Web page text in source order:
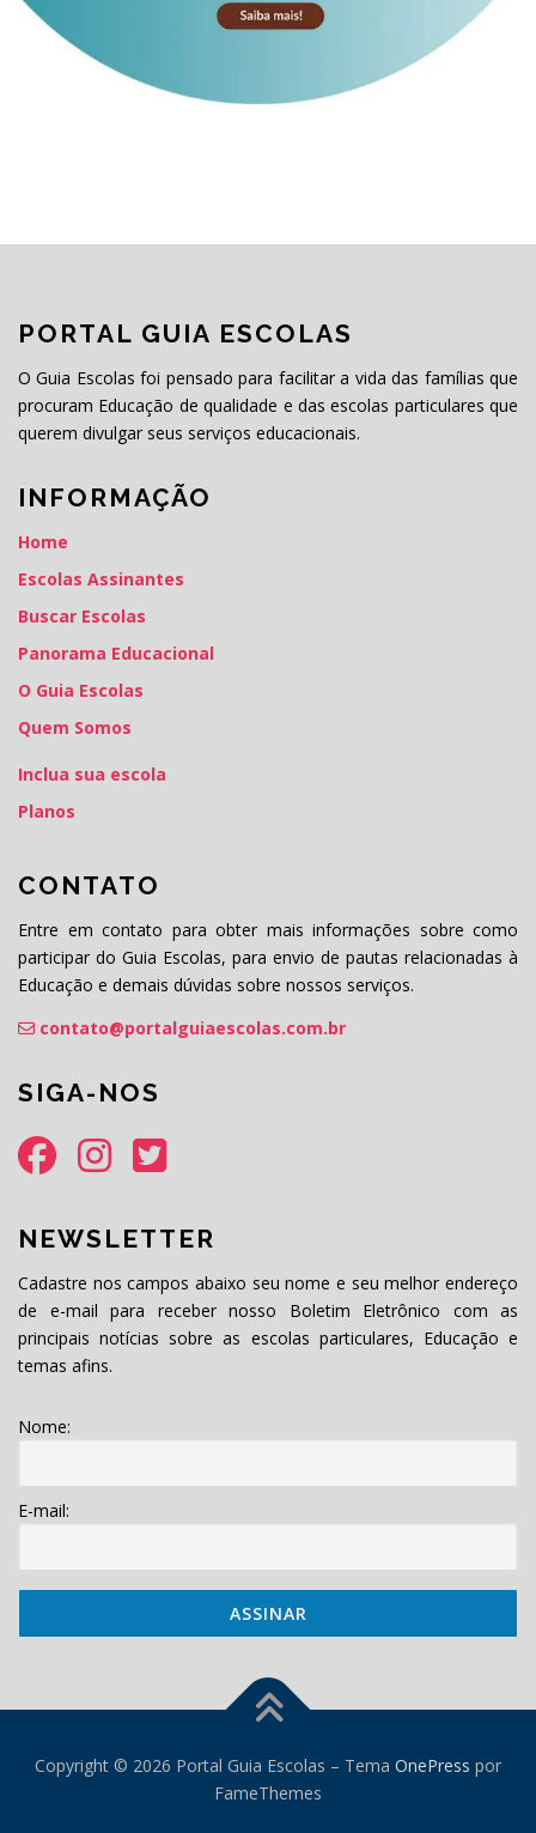
PORTAL GUIA ESCOLAS
O Guia Escolas foi pensado para facilitar a vida das famílias que
procuram Educação de qualidade e das escolas particulares que
querem divulgar seus serviços educacionais.
INFORMAÇÃO
Home
Escolas Assinantes
Buscar Escolas
Panorama Educacional
O Guia Escolas
Quem Somos
Inclua sua escola
Planos
CONTATO
Entre em contato para obter mais informações sobre como
participar do Guia Escolas, para envio de pautas relacionadas à
Educação e demais dúvidas sobre nossos serviços.
contato@portalguiaescolas.com.br
SIGA-NOS
NEWSLETTER
Cadastre nos campos abaixo seu nome e seu melhor endereço
de e-mail para receber nosso Boletim Eletrônico com as
principais notícias sobre as escolas particulares, Educação e
temas afins.
Nome:
E-mail:
Copyright © 2026 Portal Guia Escolas – Tema OnePress por
FameThemes